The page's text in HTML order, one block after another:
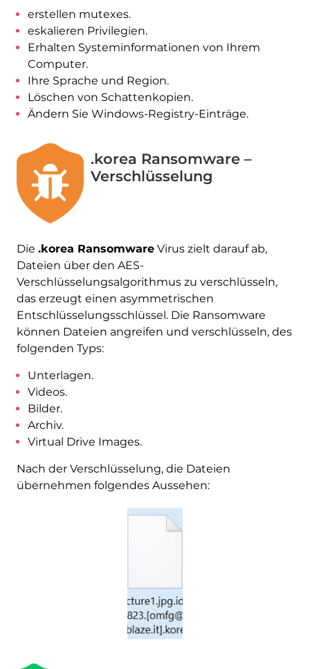
erstellen mutexes.
eskalieren Privilegien.
Erhalten Systeminformationen von Ihrem
Computer.
Ihre Sprache und Region.
Löschen von Schattenkopien.
Ändern Sie Windows-Registry-Einträge.
.korea Ransomware –
Verschlüsselung
Die .korea RansomwareVirus zielt darauf ab,
Dateien über den AES-
Verschlüsselungsalgorithmus zu verschlüsseln,
das erzeugt einen asymmetrischen
Entschlüsselungsschlüssel. Die Ransomware
können Dateien angreifen und verschlüsseln, des
folgenden Typs:
Unterlagen.
Videos.
Bilder.
Archiv.
Virtual Drive Images.
Nach der Verschlüsselung, die Dateien
übernehmen folgendes Aussehen: